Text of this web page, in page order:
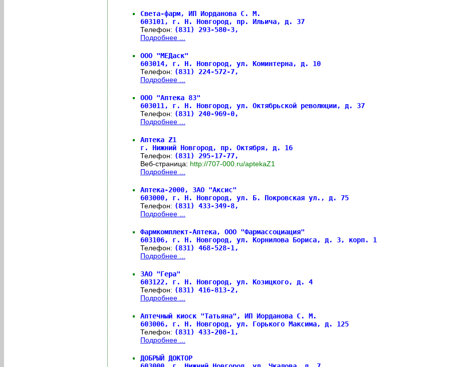
Света-фарм, ИП Иорданова С. М.
603101, г. Н. Новгород, пр. Ильича, д. 37
Телефон: (831) 293-580-3,
Подробнее ...
ООО "МЕДаск"
603014, г. Н. Новгород, ул. Коминтерна, д. 10
Телефон: (831) 224-572-7,
Подробнее ...
ООО "Аптека 83"
603011, г. Н. Новгород, ул. Октябрьской революции, д. 37
Телефон: (831) 240-969-0,
Подробнее ...
Аптека Z1
г. Нижний Новгород, пр. Октября, д. 16
Телефон: (831) 295-17-77,
Веб-страница: http://707-000.ru/aptekaZ1
Подробнее ...
Аптека-2000, ЗАО "Аксис"
603000, г. Н. Новгород, ул. Б. Покровская ул., д. 75
Телефон: (831) 433-349-8,
Подробнее ...
Фармкомплект-Аптека, ООО "Фармассоциация"
603106, г. Н. Новгород, ул. Корнилова Бориса, д. 3, корп. 1
Телефон: (831) 468-528-1,
Подробнее ...
ЗАО "Гера"
603122, г. Н. Новгород, ул. Козицкого, д. 4
Телефон: (831) 416-813-2,
Подробнее ...
Аптечный киоск "Татьяна", ИП Иорданова С. М.
603006, г. Н. Новгород, ул. Горького Максима, д. 125
Телефон: (831) 433-208-1,
Подробнее ...
ДОБРЫЙ ДОКТОР